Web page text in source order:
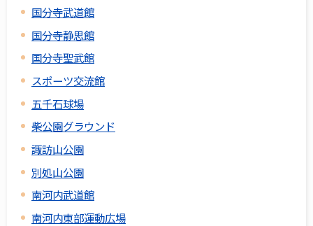
国分寺武道館
国分寺静思館
国分寺聖武館
スポーツ交流館
五千石球場
柴公園グラウンド
諏訪山公園
別処山公園
南河内武道館
南河内東部運動広場